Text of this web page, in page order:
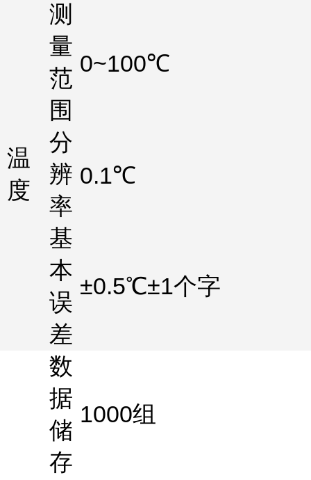
温
度
测
量
范
围
0~100℃
分
辨
率
0.1℃
基
本
误
差
±0.5℃±1个字
数
据
储
存
1000组